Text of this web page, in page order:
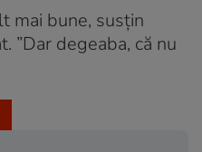
mai bune, susțin
”Dar degeaba, că nu